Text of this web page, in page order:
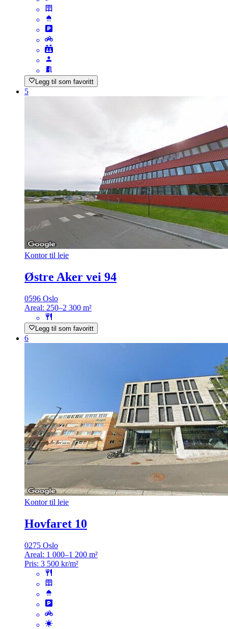
Legg til som favoritt
5
Kontor til leie
Østre Aker vei 94
0596 Oslo
Areal: 250–2 300 m²
Legg til som favoritt
6
Kontor til leie
Hovfaret 10
0275 Oslo
Areal: 1 000–1 200 m²
Pris: 3 500 kr/m²